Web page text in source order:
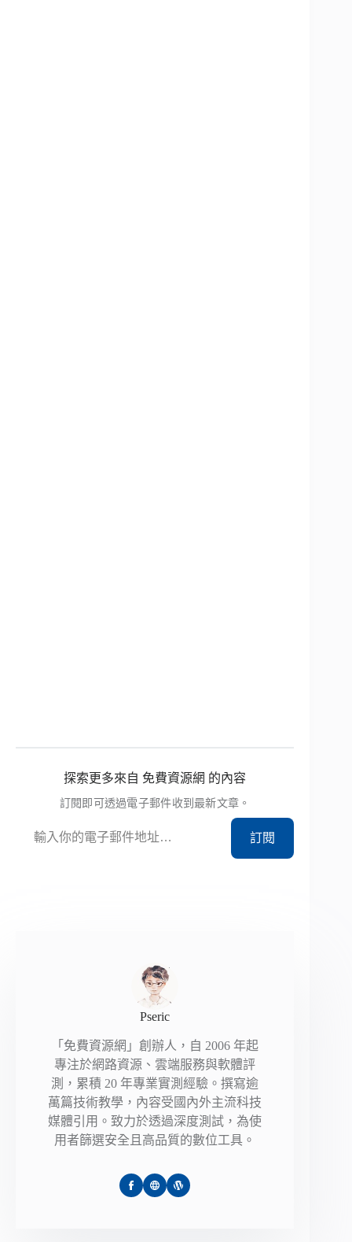
探索更多來自 免費資源網 的內容
訂閱即可透過電子郵件收到最新文章。
訂閱
Pseric
「免費資源網」創辦人，自 2006 年起
專注於網路資源、雲端服務與軟體評
測，累積 20 年專業實測經驗。撰寫逾
萬篇技術教學，內容受國內外主流科技
媒體引用。致力於透過深度測試，為使
用者篩選安全且高品質的數位工具。